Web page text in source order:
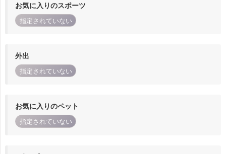
お気に入りのスポーツ
指定されていない
外出
指定されていない
お気に入りのペット
指定されていない